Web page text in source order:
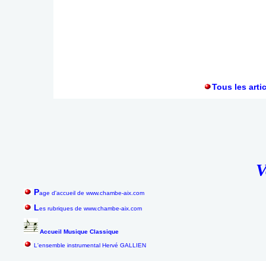
Tous les
Page d'accueil de www.chambe-aix.com
Les rubriques de www.chambe-aix.com
Accueil Musique Classique
L'ensemble instrumental Hervé GALLIEN